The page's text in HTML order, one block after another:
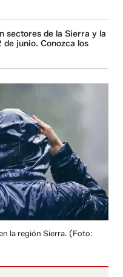
sectores de la Sierra y la
junio. Conozca los
la región Sierra. (Foto: